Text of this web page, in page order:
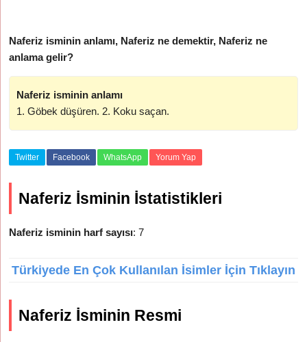
Naferiz isminin anlamı, Naferiz ne demektir, Naferiz ne
anlama gelir?
Naferiz isminin anlamı
1. Göbek düşüren. 2. Koku saçan.
Twitter Facebook WhatsApp Yorum Yap
Naferiz İsminin İstatistikleri
Naferiz isminin harf sayısı: 7
Türkiyede En Çok Kullanılan İsimler İçin Tıklayın
Naferiz İsminin Resmi